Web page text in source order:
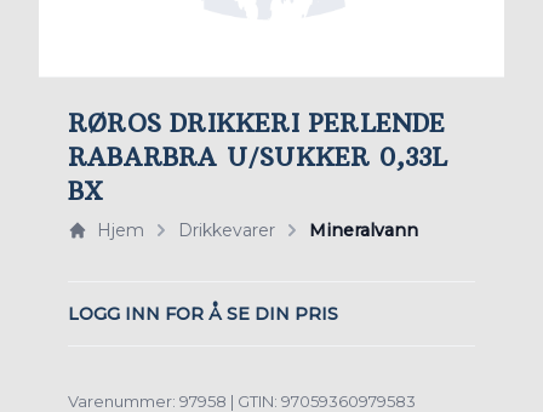
RØROS DRIKKERI PERLENDE
RABARBRA U/SUKKER 0,33L
BX
Hjem Drikkevarer Mineralvann
LOGG INN FOR Å SE DIN PRIS
Varenummer: 97958 | GTIN: 97059360979583